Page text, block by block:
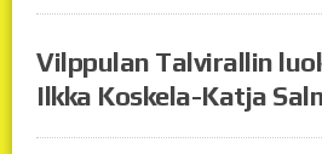
Vilppulan Talvirallin
Ilkka Koskela-Katja